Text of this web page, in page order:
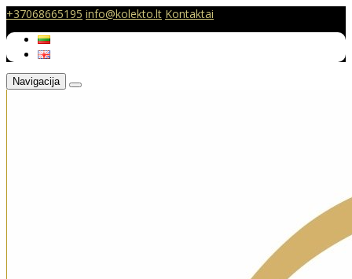
+37068665195 info@kolekto.lt Kontaktai
Navigacija